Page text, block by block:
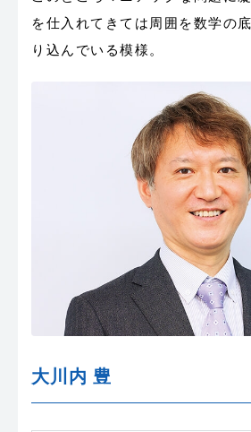
を仕入れてきては周囲を数学の
り込んでいる模様。
大川内 豊